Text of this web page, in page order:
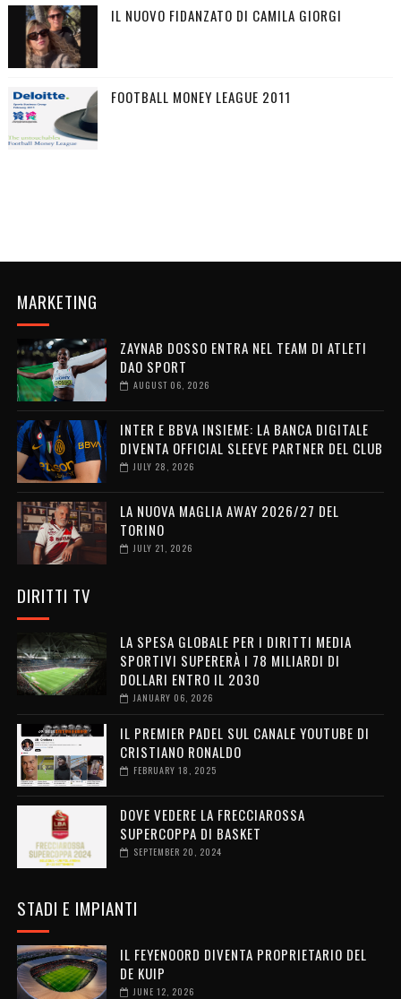
IL NUOVO FIDANZATO DI CAMILA GIORGI
FOOTBALL MONEY LEAGUE 2011
MARKETING
ZAYNAB DOSSO ENTRA NEL TEAM DI ATLETI
DAO SPORT
AUGUST 06, 2026
INTER E BBVA INSIEME: LA BANCA DIGITALE
DIVENTA OFFICIAL SLEEVE PARTNER DEL CLUB
JULY 28, 2026
LA NUOVA MAGLIA AWAY 2026/27 DEL
TORINO
JULY 21, 2026
DIRITTI TV
LA SPESA GLOBALE PER I DIRITTI MEDIA
SPORTIVI SUPERERÀ I 78 MILIARDI DI
DOLLARI ENTRO IL 2030
JANUARY 06, 2026
IL PREMIER PADEL SUL CANALE YOUTUBE DI
CRISTIANO RONALDO
FEBRUARY 18, 2025
DOVE VEDERE LA FRECCIAROSSA
SUPERCOPPA DI BASKET
SEPTEMBER 20, 2024
STADI E IMPIANTI
IL FEYENOORD DIVENTA PROPRIETARIO DEL
DE KUIP
JUNE 12, 2026